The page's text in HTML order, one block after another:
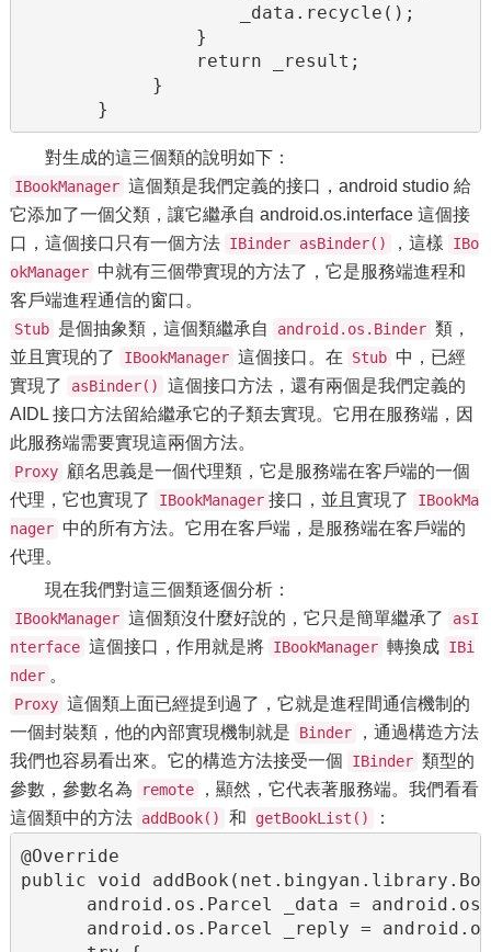
                    _data.recycle();
                }
                return _result;
            }
       }
對生成的這三個類的說明如下：
IBookManager 這個類是我們定義的接口，android studio 給
它添加了一個父類，讓它繼承自 android.os.interface 這個接
口，這個接口只有一個方法 IBinder asBinder() ，這樣
IBo
okManager 中就有三個帶實現的方法了，它是服務端進程和
客戶端進程通信的窗口。
Stub 是個抽象類，這個類繼承自 android.os.Binder 類，
並且實現的了
IBookManager 這個接口。在 Stub 中，已經
實現了
asBinder()
這個接口方法，還有兩個是我們定義的
AIDL 接口方法留給繼承它的子類去實現。它用在服務端，因
此服務端需要實現這兩個方法。
Proxy 顧名思義是一個代理類，它是服務端在客戶端的一個
代理，它也實現了
IBookManager 接口，並且實現了
IBookMa
nager 中的所有方法。它用在客戶端，是服務端在客戶端的
代理。
現在我們對這三個類逐個分析：
IBookManager 這個類沒什麼好說的，它只是簡單繼承了
asI
nterface 這個接口，作用就是將 IBookManager 轉換成 IBi
nder 。
Proxy 這個類上面已經提到過了，它就是進程間通信機制的
一個封裝類，他的內部實現機制就是
Binder
，通過構造方法
我們也容易看出來。它的構造方法接受一個
IBinder 類型的
參數，參數名為
remote
，顯然，它代表著服務端。我們看看
這個類中的方法 addBook() 和 getBookList() ：
@Override
public void
android.os.Parcel _data =
android.os.Parcel _reply =